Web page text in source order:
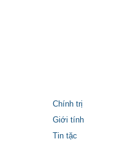
Chính trị
Giới tính
Tin tặc